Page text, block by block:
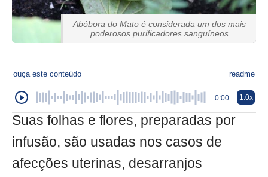
Abóbora do Mato é considerada um dos mais
poderosos purificadores sanguíneos
ouça este conteúdo readme
0:00 1.0x
Suas folhas e flores, preparadas por
infusão, são usadas nos casos de
afecções uterinas, desarranjos